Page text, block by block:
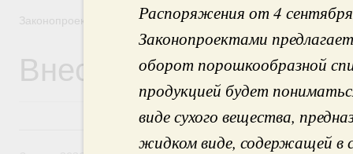
Распоряжения от 4
Законопроектами
оборот порошкообразной
продукцией будет
виде сухого вещества,
жидком виде, содержащей в
Законопроектная деятельность
Внесение
3 июля, пятница